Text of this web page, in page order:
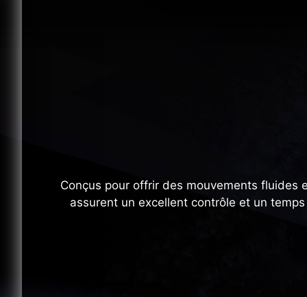
Conçus pour offrir des mouvements fluides
assurent un excellent contrôle et un